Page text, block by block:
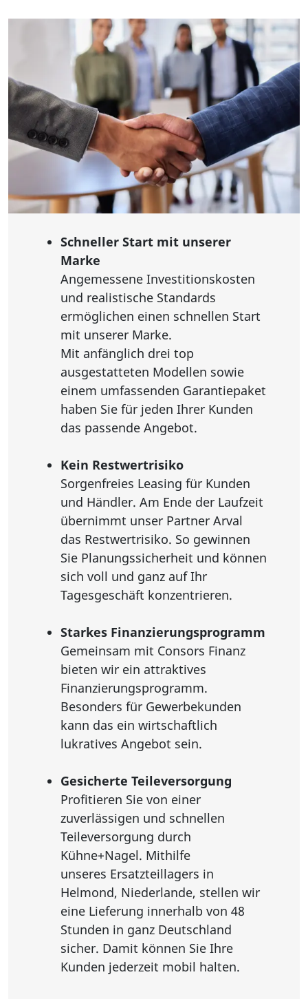
Schneller Start mit unserer
Marke
Angemessene Investitionskosten
und realistische Standards
ermöglichen einen schnellen Start
mit unserer Marke.
Mit anfänglich drei top
ausgestatteten Modellen sowie
einem umfassenden Garantiepaket
haben Sie für jeden Ihrer Kunden
das passende Angebot.
Kein Restwertrisiko
Sorgenfreies Leasing für Kunden
und Händler. Am Ende der Laufzeit
übernimmt unser Partner Arval
das Restwertrisiko. So gewinnen
Sie Planungssicherheit und können
sich voll und ganz auf Ihr
Tagesgeschäft konzentrieren.
Starkes Finanzierungsprogramm
Gemeinsam mit Consors Finanz
bieten wir ein attraktives
Finanzierungsprogramm.
Besonders für Gewerbekunden
kann das ein wirtschaftlich
lukratives Angebot sein.
Gesicherte Teileversorgung
Profitieren Sie von einer
zuverlässigen und schnellen
Teileversorgung durch
Kühne+Nagel. Mithilfe
unseres Ersatzteillagers in
Helmond, Niederlande, stellen wir
eine Lieferung innerhalb von 48
Stunden in ganz Deutschland
sicher. Damit können Sie Ihre
Kunden jederzeit mobil halten.